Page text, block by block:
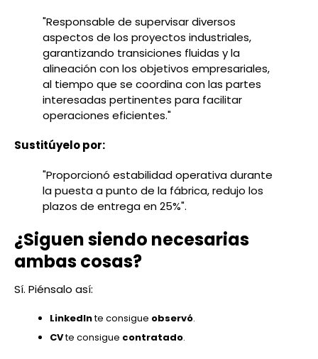
"Responsable de supervisar diversos
aspectos de los proyectos industriales,
garantizando transiciones fluidas y la
alineación con los objetivos empresariales,
al tiempo que se coordina con las partes
interesadas pertinentes para facilitar
operaciones eficientes."
Sustitúyelo por:
"Proporcionó estabilidad operativa durante
la puesta a punto de la fábrica, redujo los
plazos de entrega en 25%".
¿Siguen siendo necesarias
ambas cosas?
Sí. Piénsalo así:
LinkedInte consigue observó.
CVte consigue contratado.